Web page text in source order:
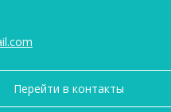
Перейти в контакты